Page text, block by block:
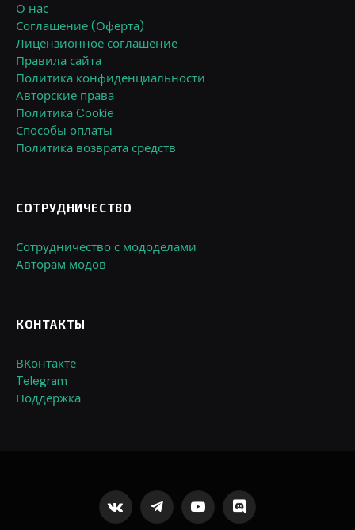
О нас
Соглашение (Оферта)
Лицензионное соглашение
Правила сайта
Политика конфиденциальности
Авторские права
Политика Cookie
Способы оплаты
Политика возврата средств
СОТРУДНИЧЕСТВО
Сотрудничество с мододелами
Авторам модов
КОНТАКТЫ
ВКонтакте
Telegram
Поддержка
VKontakteTelegramYouTubeDiscord